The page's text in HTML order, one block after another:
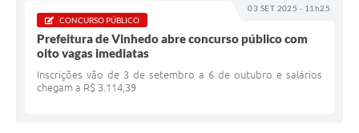
Arquivos para Download
Galeria de Vídeos
03 SET 2025 - 11h25
CONCURSO PÚBLICO
Prefeitura de Vinhedo abre concurso público com
oito vagas imediatas
Inscrições vão de 3 de setembro a 6 de outubro e salários
chegam a R$ 3.114,39